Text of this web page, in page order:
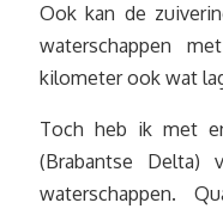
Ook kan de
waterschappen
kilometer ook wat
Toch heb ik met
(Brabantse Delta)
waterschappen.